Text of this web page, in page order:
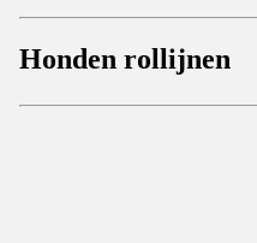
Honden rollijnen